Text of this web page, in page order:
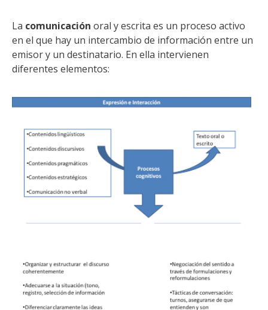
La comunicación oral y escrita es un proceso activo
en el que hay un intercambio de información entre un
emisor y un destinatario. En ella intervienen
diferentes elementos: